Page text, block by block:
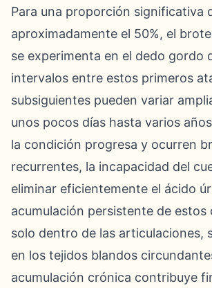
Para una proporción significativa
aproximadamente el 50%, el
se experimenta en el dedo gordo
intervalos entre estos primeros
subsiguientes pueden variar
unos pocos días hasta varios
la condición progresa y ocurren
recurrentes, la incapacidad del
eliminar eficientemente el ácido
acumulación persistente de estos
solo dentro de las articulaciones,
en los tejidos blandos
acumulación crónica contribuye